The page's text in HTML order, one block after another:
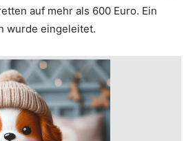
auf mehr als 600 Euro. Ein
wurde eingeleitet.